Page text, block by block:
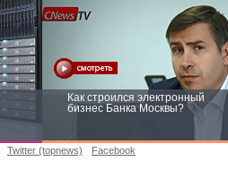
Как строился электронный
бизнес Банка Москвы?
Twitter (topnews) Facebook